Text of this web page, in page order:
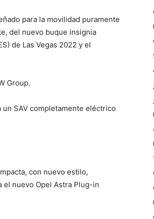
para la movilidad puramente
del nuevo buque insignia
de Las Vegas 2022 y el
Group.
SAV completamente eléctrico
con nuevo estilo,
nuevo Opel Astra Plug-in